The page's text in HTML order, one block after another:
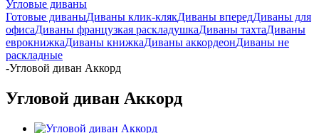
Угловые диваны
Готовые диваныДиваны клик-клякДиваны впередДиваны для
офисаДиваны французкая раскладушкаДиваны тахтаДиваны
еврокнижкаДиваны книжкаДиваны аккордеонДиваны не
раскладные
-Угловой диван Аккорд
Угловой диван Аккорд